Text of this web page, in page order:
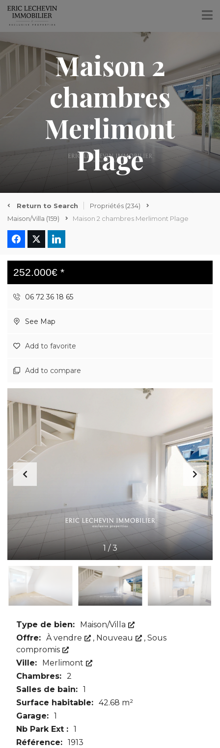
Maison 2
chambres
Merlimont
Plage
Return to Search Propriétés (234)
Maison/Villa (159) Maison 2 chambres Merlimont Plage
252.000€ *
06 72 36 18 65
See Map
Add to favorite
Add to compare
1 /3
Type de bien:
Maison/Villa
Offre: À vendre , Nouveau , Sous
compromis
Ville:
Merlimont
Chambres: 2
Salles de bain: 1
Surface habitable: 42.68 m²
Garage: 1
Nb Park Ext : 1
Référence: 1913